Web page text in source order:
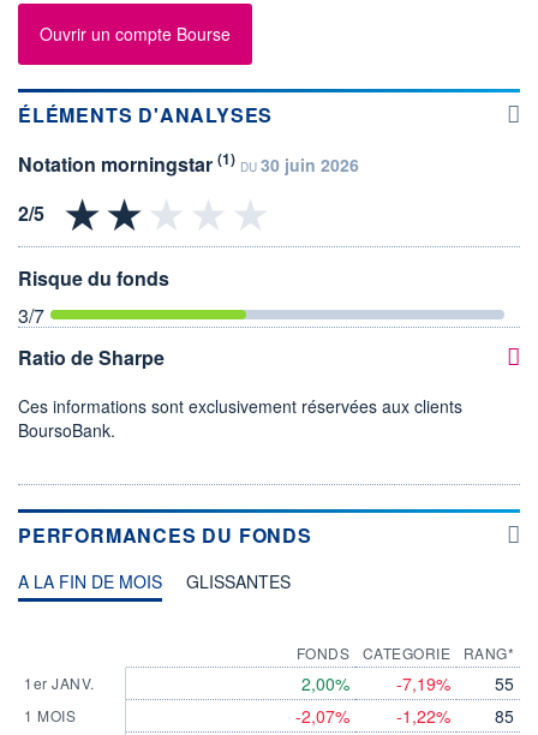
Ouvrir un compte Bourse
ÉLÉMENTS D'ANALYSES
Notation morningstar (1) DU 30 juin 2026
Risque du fonds
3/7
Ratio de Sharpe
Ces informations sont exclusivement réservées aux clients
BoursoBank.
PERFORMANCES DU FONDS
A LA FIN DE MOIS GLISSANTES
1er JANV.
1 MOIS
FONDS
2,00%
-2,07%
CATEGORIE
-7,19%
-1,22%
RANG*
55
85